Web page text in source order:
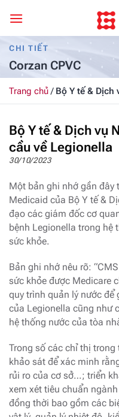
qua
nội
dungCHI TIẾT
Corzan CPVC
Trang chủ/ Bộ Y tế &
về Legionella
Bộ Y tế & Dịch vụ
cầu về Legionella
30/10/2023
Một bản ghi nhớ gần đây
Medicaid của Bộ Y tế &
đạo các giám đốc cơ
bệnh Legionella trong hệ
sức khỏe.
Bản ghi nhớ nêu rõ:
sức khỏe được Medicare
quy trình quản lý nước để
của Legionella cũng như
hệ thống nước của tòa
Trong số các chỉ thị
khảo sát để xác minh
rủi ro của cơ sở…; triển
xem xét tiêu chuẩn
đồng thời bao gồm các